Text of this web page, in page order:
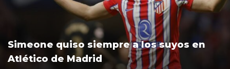
Simeone quiso siempre a los suyos en
Atlético de Madrid